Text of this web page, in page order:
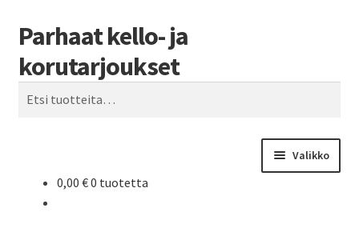
Siirry
navigointiin
Siirry
sisältöön
Parhaat kello- ja
korutarjoukset
Haku
Valikko
0,00 €0 tuotetta